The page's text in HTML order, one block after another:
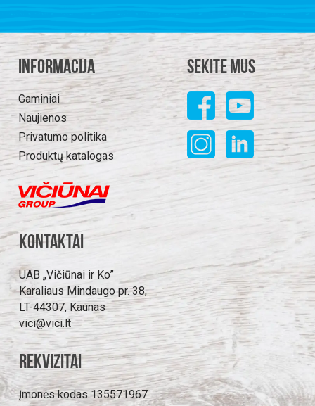
Informacija
Gaminiai
Naujienos
Privatumo politika
Produktų katalogas
Sekite mus
Kontaktai
UAB „Vičiūnai ir Ko”
Karaliaus Mindaugo pr. 38,
LT-44307, Kaunas
vici@vici.lt
Rekvizitai
Įmonės kodas 135571967